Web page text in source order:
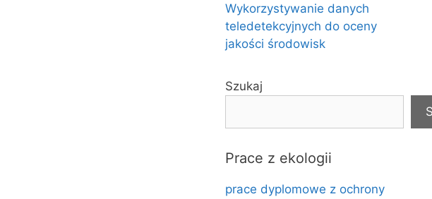
Wykorzystywanie danych
teledetekcyjnych do oceny
jakości środowisk
Szukaj
Prace z ekologii
prace dyplomowe z ochrony